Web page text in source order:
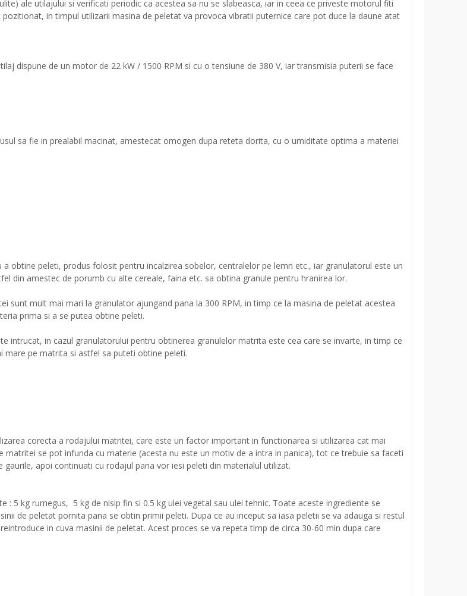
ale utilajului si verificati periodic ca acestea sa nu se slabeasca, iar in ceea ce priveste motorul fiti
in timpul utilizarii masina de peletat va provoca vibratii puternice care pot duce la daune atat
dispune de un motor de 22 kW / 1500 RPM si cu o tensiune de 380 V, iar transmisia puterii se face
sa fie in prealabil macinat, amestecat omogen dupa reteta dorita, cu o umiditate optima a materiei
obtine peleti, produs folosit pentru incalzirea sobelor, centralelor pe lemn etc., iar granulatorul este un
din amestec de porumb cu alte cereale, faina etc. sa obtina granule pentru hranirea lor.
mult mai mari la granulator ajungand pana la 300 RPM, in timp ce la masina de peletat acestea
prima si a se putea obtine peleti.
intrucat, in cazul granulatorului pentru obtinerea granulelor matrita este cea care se invarte, in timp ce
pe matrita si astfel sa puteti obtine peleti.
corecta a rodajului matritei, care este un factor important in functionarea si utilizarea cat mai
se pot infunda cu materie (acesta nu este un motiv de a intra in panica), tot ce trebuie sa faceti
apoi continuati cu rodajul pana vor iesi peleti din materialul utilizat.
5 kg rumegus, 5 kg de nisip fin si 0.5 kg ulei vegetal sau ulei tehnic. Toate aceste ingrediente se
de peletat pornita pana se obtin primii peleti. Dupa ce au inceput sa iasa peletii se va adauga si restul
in cuva masinii de peletat. Acest proces se va repeta timp de circa 30-60 min dupa care